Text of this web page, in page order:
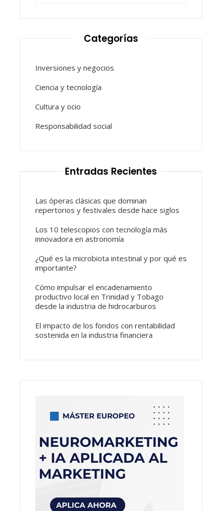
Categorías
Inversiones y negocios
Ciencia y tecnología
Cultura y ocio
Responsabilidad social
Entradas Recientes
Las óperas clásicas que dominan
repertorios y festivales desde hace siglos
Los 10 telescopios con tecnología más
innovadora en astronomía
¿Qué es la microbiota intestinal y por qué es
importante?
Cómo impulsar el encadenamiento
productivo local en Trinidad y Tobago
desde la industria de hidrocarburos
El impacto de los fondos con rentabilidad
sostenida en la industria financiera